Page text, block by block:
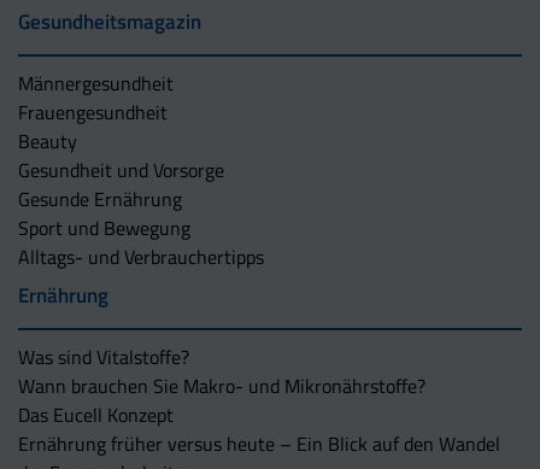
Gesundheitsmagazin
Männergesundheit
Frauengesundheit
Beauty
Gesundheit und Vorsorge
Gesunde Ernährung
Sport und Bewegung
Alltags- und Verbrauchertipps
Ernährung
Was sind Vitalstoffe?
Wann brauchen Sie Makro- und Mikronährstoffe?
Das Eucell Konzept
Ernährung früher versus heute – Ein Blick auf den Wandel